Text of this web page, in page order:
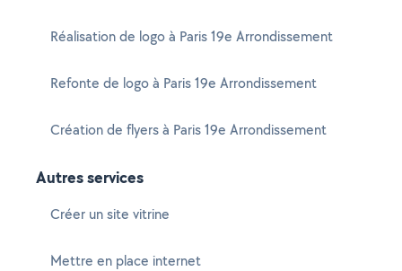
Réalisation de logo à Paris 19e Arrondissement
Refonte de logo à Paris 19e Arrondissement
Création de flyers à Paris 19e Arrondissement
Autres services
Créer un site vitrine
Mettre en place internet